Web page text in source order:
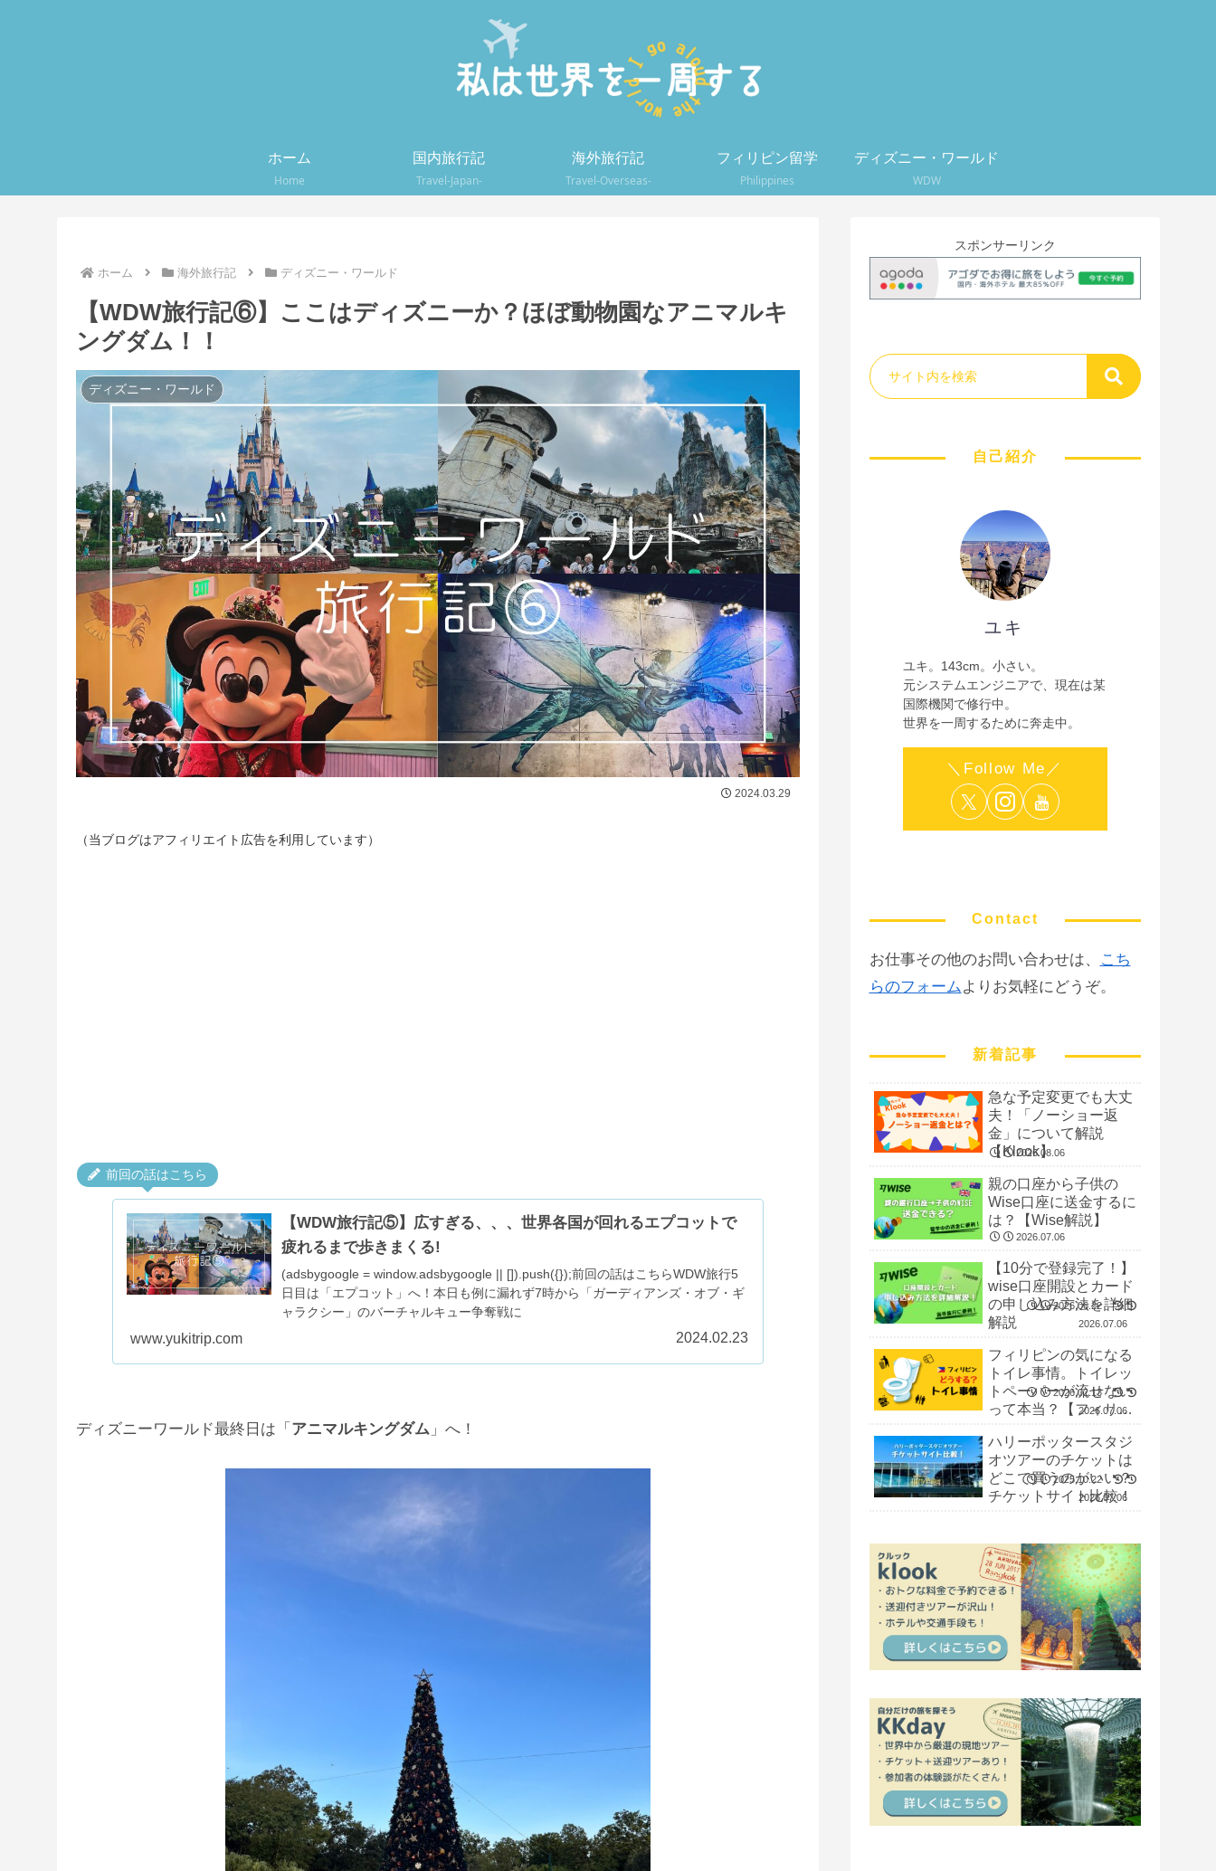
ホーム
Home
国内旅行記
Travel-Japan-
海外旅行記
Travel-Overseas-
フィリピン留学
Philippines
ディズニー・ワールド
WDW
ホーム 海外旅行記 ディズニー・ワールド
【WDW旅行記⑥】ここはディズニーか？ほぼ動物園なアニマルキ
ングダム！！
ディズニー・ワールド
2024.03.29
（当ブログはアフィリエイト広告を利用しています）
前回の話はこちら
【WDW旅行記⑤】広すぎる、、、世界各国が回れるエプコットで
疲れるまで歩きまくる!
(adsbygoogle = window.adsbygoogle || []).push({});前回の話はこちらWDW旅行5
日目は「エプコット」へ！本日も例に漏れず7時から「ガーディアンズ・オブ・ギ
ャラクシー」のバーチャルキュー争奪戦に
www.yukitrip.com 2024.02.23
ディズニーワールド最終日は「 アニマルキングダム 」へ！
スポンサーリンク
自己紹介
ユキ
ユキ。143cm。小さい。
元システムエンジニアで、現在は某
国際機関で修行中。
世界を一周するために奔走中。
Contact
お仕事その他のお問い合わせは、
こち
らのフォーム よりお気軽にどうぞ。
新着記事
急な予定変更でも大丈
夫！「ノーショー返
金」について解説
【Klook】
2026.08.06
親の口座から子供の
Wise口座に送金するに
は？【Wise解説】
2026.07.06
【10分で登録完了！】
wise口座開設とカード
の申し込み方法を詳細
解説
2026.06.22
2026.07.06
フィリピンの気になる
トイレ事情。トイレッ
トペーパーが流せない
って本当？【フィリピ
2026.02.13
2026.07.06
ハリーポッタースタジ
オツアーのチケットは
どこで買うのがいい？
チケットサイト比較！
2025.10.22
2026.07.06